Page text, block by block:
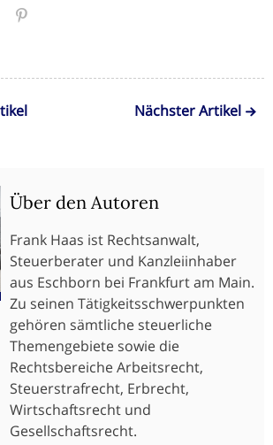
Nächster Artikel
Über den Autoren
Frank Haas ist Rechtsanwalt,
Steuerberater und Kanzleiinhaber
aus Eschborn bei Frankfurt am Main.
Zu seinen Tätigkeitsschwerpunkten
gehören sämtliche steuerliche
Themengebiete sowie die
Rechtsbereiche Arbeitsrecht,
Steuerstrafrecht, Erbrecht,
Wirtschaftsrecht und
Gesellschaftsrecht.